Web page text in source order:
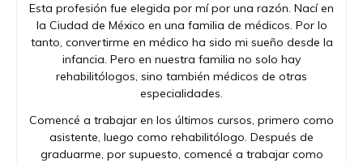
Esta profesión fue elegida por mí por una razón. Nací en
la Ciudad de México en una familia de médicos. Por lo
tanto, convertirme en médico ha sido mi sueño desde la
infancia. Pero en nuestra familia no solo hay
rehabilitólogos, sino también médicos de otras
especialidades.
Comencé a trabajar en los últimos cursos, primero como
asistente, luego como rehabilitólogo. Después de
graduarme, por supuesto, comencé a trabajar como